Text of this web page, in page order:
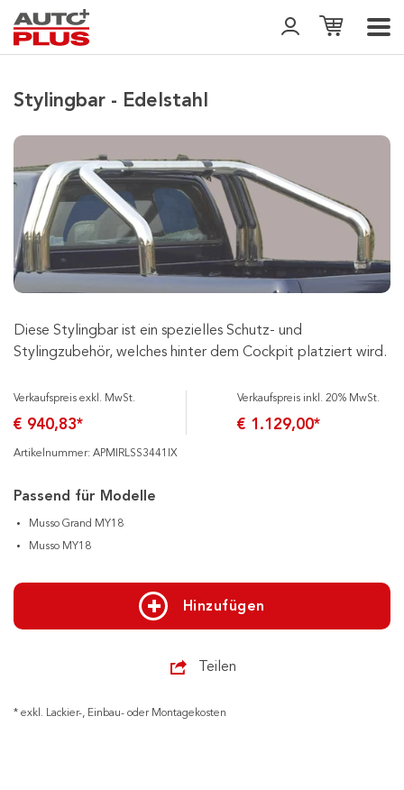
Stylingbar - Edelstahl
Diese Stylingbar ist ein spezielles Schutz- und
Stylingzubehör, welches hinter dem Cockpit platziert wird.
Verkaufspreis exkl. MwSt.
€ 940,83*
Verkaufspreis inkl. 20% MwSt.
€ 1.129,00*
Artikelnummer: APMIRLSS3441IX
Passend für Modelle
Musso Grand MY18
Musso MY18
Hinzufügen
Teilen
* exkl. Lackier-, Einbau- oder Montagekosten